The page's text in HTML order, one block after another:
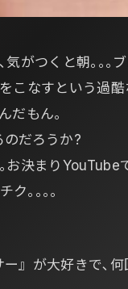
がつくと朝｡｡｡
こなすという過酷
だもん｡
だろうか?
決まりYouTube
ク｡｡｡｡
』が大好きで､